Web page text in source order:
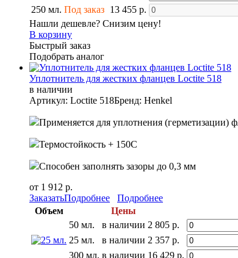
250 мл. Под заказ 13 455 р.
Нашли дешевле? Снизим цену!
В корзину
Быстрый заказ
Подобрать аналог
Уплотнитель для жестких фланцев Loctite 518
в наличии
Артикул: Loctite 518Бренд: Henkel
Применяется для уплотнения (герметизации)
Термостойкость + 150С
Способен заполнять зазоры до 0,3 мм
от 1 912 р.
ЗаказатьПодробнее
Подробнее
Объем
Цены
50 мл.
в наличии 2 805 р.
25 мл.
в наличии 2 357 р.
300 мл. в наличии 16 429 р.